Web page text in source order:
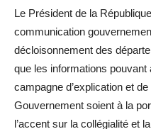
Le Président de la
communication
décloisonnement des
que les informations pouvant
campagne d’explication et
Gouvernement soient à la
l’accent sur la collégialité et